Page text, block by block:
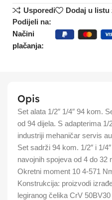
Usporedi
Dodaj u listu
Podijeli na:
Načini
plačanja:
Opis
Set alata 1/2″ 1/4″ 94 kom.
od 94 dijela. S adapterima 1/
industriji mehaničar servis
Set sadrži 94 kom. 1/2″ i 1/
navojnih spojeva od 4 do 32
Okretni moment 10 4-571
Konstrukcija: proizvodi
legiranog čelika CrV